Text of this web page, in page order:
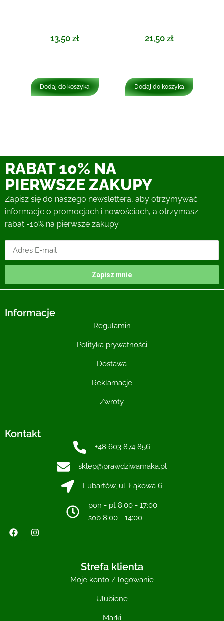
13,50 zł
Dodaj do koszyka
21,50 zł
Dodaj do koszyka
RABAT 10% NA
PIERWSZE ZAKUPY
Zapisz się do naszego newslettera, aby otrzymywać
informacje o promocjach i nowościach, a otrzymasz
rabat -10% na pierwsze zakupy
Zapisz mnie
Informacje
Regulamin
Polityka prywatności
Dostawa
Reklamacje
Zwroty
Kontakt
+48 603 874 856
sklep@prawdziwamaka.pl
Lubartów, ul. Łąkowa 6
pon - pt 8:00 - 17:00
sob 8:00 - 14:00
Strefa klienta
Moje konto / logowanie
Ulubione
Marki